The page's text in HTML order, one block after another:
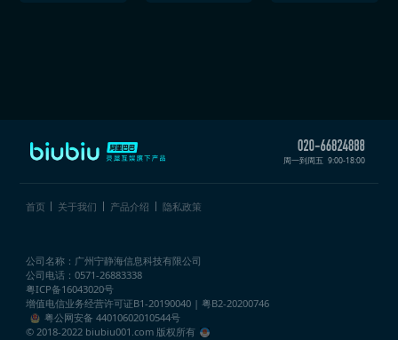
周一到周五 9:00-18:00
首页 关于我们 产品介绍 隐私政策
公司名称：广州宁静海信息科技有限公司
公司电话：0571-26883338
粤ICP备16043020号
增值电信业务经营许可证B1-20190040 | 粤B2-20200746
粤公网安备 44010602010544号
© 2018-2022 biubiu001.com 版权所有